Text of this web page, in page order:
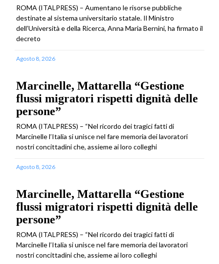
ROMA (ITALPRESS) – Aumentano le risorse pubbliche
destinate al sistema universitario statale. Il Ministro
dell’Università e della Ricerca, Anna Maria Bernini, ha firmato il
decreto
Agosto 8, 2026
Marcinelle, Mattarella “Gestione
flussi migratori rispetti dignità delle
persone”
ROMA (ITALPRESS) – “Nel ricordo dei tragici fatti di
Marcinelle l’Italia si unisce nel fare memoria dei lavoratori
nostri concittadini che, assieme ai loro colleghi
Agosto 8, 2026
Marcinelle, Mattarella “Gestione
flussi migratori rispetti dignità delle
persone”
ROMA (ITALPRESS) – “Nel ricordo dei tragici fatti di
Marcinelle l’Italia si unisce nel fare memoria dei lavoratori
nostri concittadini che, assieme ai loro colleghi